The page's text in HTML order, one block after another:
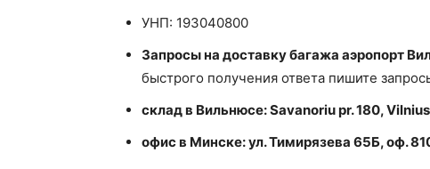
УНП: 193040800
Запросы на доставку багажа аэропорт
быстрого получения ответа пишите
склад в Вильнюсе: Savanoriu pr. 180,
офис в Минске: ул. Тимирязева 65Б, оф.